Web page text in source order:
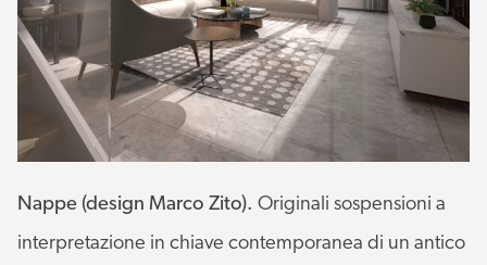
Nappe (design Marco Zito). Originali sospensioni a
interpretazione in chiave contemporanea di un antico